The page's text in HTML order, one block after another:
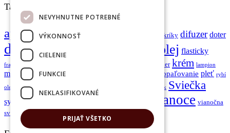
doTERRA!
Tagy produktov
aplikator balzam na pery Cukríky difuzer doter
doTERRA esenciálny olej flasticky
frankencise kondicioner krém lampion
meta pwr mydlo ochrana pred slnkom opaľovanie pleť rybí
olej sada spa svietnik Sviečka
system zdravia vianoce vianočna
sviečka
zvoncek
NEVYHNUTNE POTREBNÉ
VÝKONNOSŤ
CIELENIE
FUNKCIE
NEKLASIFIKOVANÉ
PRIJAŤ VŠETKO